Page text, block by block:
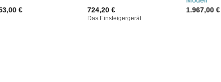
€ 724,20€
Das Einsteigergerät
1.967,00€